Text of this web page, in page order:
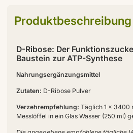
Produktbeschreibung
D-Ribose: Der
Baustein zur ATP-Synthese
Nahrungsergänzungsmittel
Zutaten: D-Ribose Pulver
Verzehrempfehlung: Täglich 1 x 3400
Messlöffel in ein Glas Wasser (250 ml)